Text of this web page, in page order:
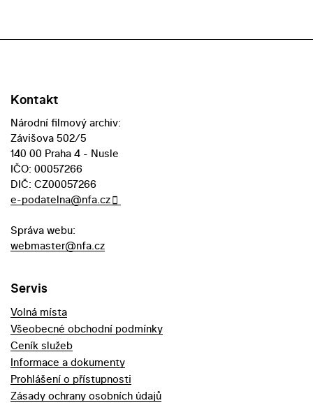
Kontakt
Národní filmový archiv:
Závišova 502/5
140 00 Praha 4 - Nusle
IČO: 00057266
DIČ: CZ00057266
e-podatelna@nfa.cz
Správa webu:
webmaster@nfa.cz
Servis
Volná místa
Všeobecné obchodní podmínky
Ceník služeb
Informace a dokumenty
Prohlášení o přístupnosti
Zásady ochrany osobních údajů